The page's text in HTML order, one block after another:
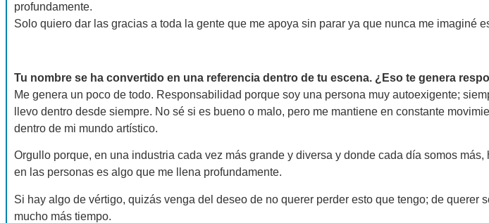
profundamente.
Solo quiero dar las gracias a toda la gente que me apoya sin parar ya que nunca me imaginé
Tu nombre se ha convertido en una referencia dentro de tu escena. ¿Eso te genera
Me genera un poco de todo. Responsabilidad porque soy una persona muy autoexigente;
llevo dentro desde siempre. No sé si es bueno o malo, pero me mantiene en constante
dentro de mi mundo artístico.
Orgullo porque, en una industria cada vez más grande y diversa y donde cada día somos
en las personas es algo que me llena profundamente.
Si hay algo de vértigo, quizás venga del deseo de no querer perder esto que tengo; de
mucho más tiempo.